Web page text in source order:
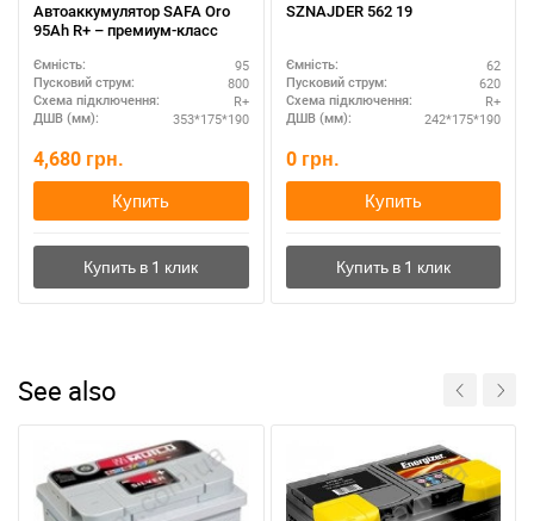
Автоаккумулятор SAFA Oro
95Ah R+ – премиум-класс
Ємність: 95
Пусковий струм: 800
Схема підключення: R+
ДШВ (мм): 353*175*190
4,680 грн.
Купить
SZNAJDER 562 19
Ємність: 62
Пусковий струм: 620
Схема підключення: R+
ДШВ (мм): 242*175*190
0 грн.
Купить
See also